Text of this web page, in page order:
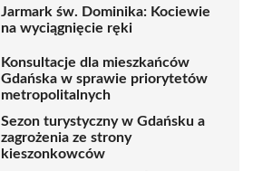
Jarmark św. Dominika: Kociewie
na wyciągnięcie ręki
Konsultacje dla mieszkańców
Gdańska w sprawie priorytetów
metropolitalnych
Sezon turystyczny w Gdańsku a
zagrożenia ze strony
kieszonkowców